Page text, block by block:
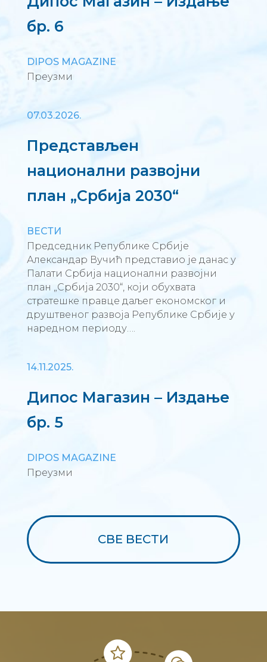
бр. 6
DIPOS MAGAZINE
Преузми
07.03.2026.
Представљен
национални развојни
план „Србија 2030“
ВЕСТИ
Председник Републике Србије
Александар Вучић представио је данас у
Палати Србија национални развојни
план „Србија 2030“, који обухвата
стратешке правце даљег економског и
друштвеног развоја Републике Србије у
наредном периоду….
14.11.2025.
Дипос Магазин – Издање
бр. 5
DIPOS MAGAZINE
Преузми
СВЕ ВЕСТИ